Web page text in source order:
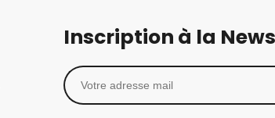
Inscription à la